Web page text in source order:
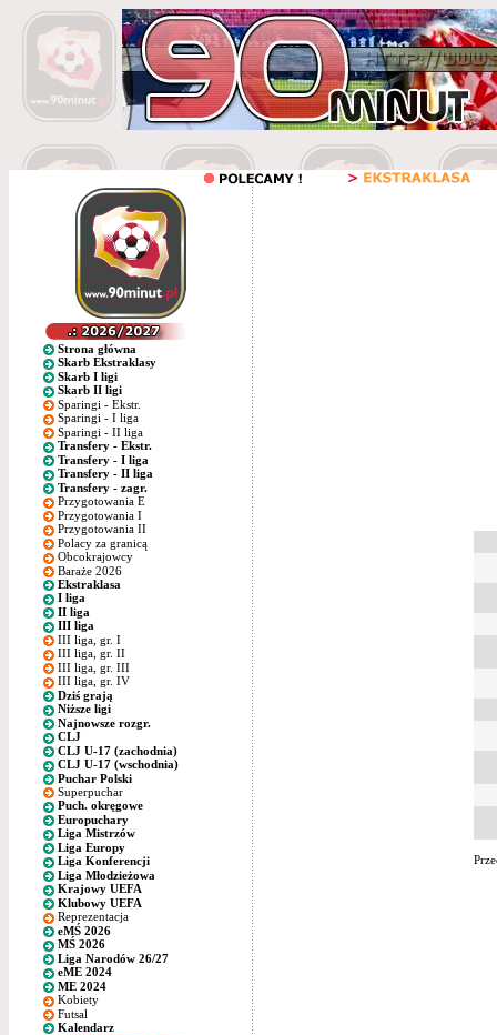
Strona główna
Skarb Ekstraklasy
Skarb I ligi
Skarb II ligi
Sparingi - Ekstr.
Sparingi - I liga
Sparingi - II liga
Transfery - Ekstr.
Transfery - I liga
Transfery - II liga
Transfery - zagr.
Przygotowania E
Przygotowania I
Przygotowania II
Polacy za granicą
Obcokrajowcy
Baraże 2026
Ekstraklasa
I liga
II liga
III liga
III liga, gr. I
III liga, gr. II
III liga, gr. III
III liga, gr. IV
Dziś grają
Niższe ligi
Najnowsze rozgr.
CLJ
CLJ U-17 (zachodnia)
CLJ U-17 (wschodnia)
Puchar Polski
Superpuchar
Puch. okręgowe
Europuchary
Liga Mistrzów
Liga Europy
Liga Konferencji
Liga Młodzieżowa
Krajowy UEFA
Klubowy UEFA
Reprezentacja
eMŚ 2026
MŚ 2026
Liga Narodów 26/27
eME 2024
ME 2024
Kobiety
Futsal
Kalendarz